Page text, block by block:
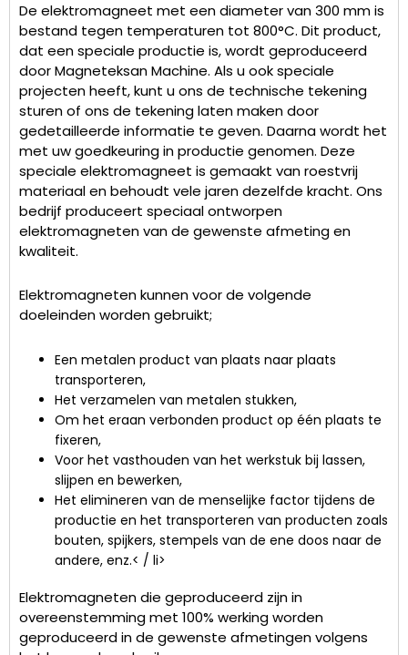
De elektromagneet met een diameter van 300 mm is
bestand tegen temperaturen tot 800°C. Dit product,
dat een speciale productie is, wordt geproduceerd
door Magneteksan Machine. Als u ook speciale
projecten heeft, kunt u ons de technische tekening
sturen of ons de tekening laten maken door
gedetailleerde informatie te geven. Daarna wordt het
met uw goedkeuring in productie genomen. Deze
speciale elektromagneet is gemaakt van roestvrij
materiaal en behoudt vele jaren dezelfde kracht. Ons
bedrijf produceert speciaal ontworpen
elektromagneten van de gewenste afmeting en
kwaliteit.
Elektromagneten kunnen voor de volgende
doeleinden worden gebruikt;
Een metalen product van plaats naar plaats
transporteren,
Het verzamelen van metalen stukken,
Om het eraan verbonden product op één plaats te
fixeren,
Voor het vasthouden van het werkstuk bij lassen,
slijpen en bewerken,
Het elimineren van de menselijke factor tijdens de
productie en het transporteren van producten zoals
bouten, spijkers, stempels van de ene doos naar de
andere, enz.< / li>
Elektromagneten die geproduceerd zijn in
overeenstemming met 100% werking worden
geproduceerd in de gewenste afmetingen volgens